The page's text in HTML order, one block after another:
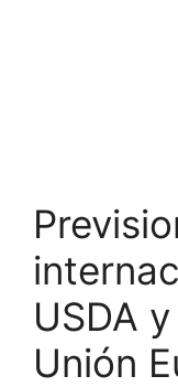
USDA
Unión